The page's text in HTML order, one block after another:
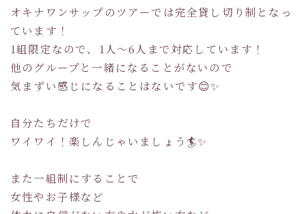
オキナワンサップのツアーでは完全貸し切り制となっ
ています！
1組限定なので、1人～6人まで対応しています！
他のグループと一緒になることがないので
気まずい感じになることはないです😊✨
自分たちだけで
ワイワイ！楽しんじゃいましょう🏄✨
また一組制にすることで
女性やお子様など